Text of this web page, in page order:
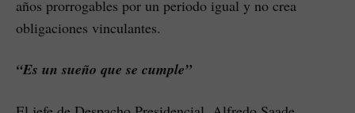
años prorrogables por un periodo igual y no crea
obligaciones vinculantes.
“Es un sueño que se cumple”